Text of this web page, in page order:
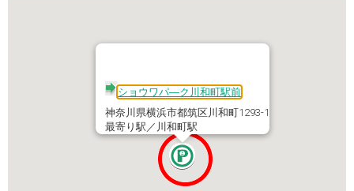
ショウワパ―ク川和町駅前
神奈川県横浜市都筑区川和町1293-1
最寄り駅／川和町駅